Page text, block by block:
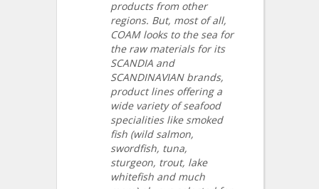
products from other
regions. But, most of all,
COAM looks to the sea for
the raw materials for its
SCANDIA and
SCANDINAVIAN brands,
product lines offering a
wide variety of seafood
specialities like smoked
fish (wild salmon,
swordfish, tuna,
sturgeon, trout, lake
whitefish and much